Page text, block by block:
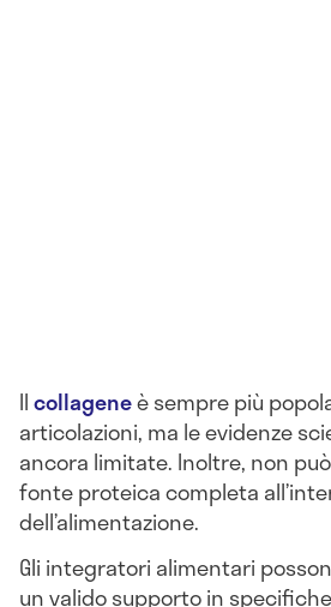
Ilcollageneè sempre più
articolazioni, ma le evidenze
ancora limitate. Inoltre, non
fonte proteica completa
dell’alimentazione.
Gli integratori alimentari
un valido supporto in